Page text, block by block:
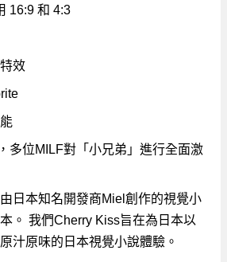
16:9 和 4:3
效
多位MILF對「小兄弟」進行全面激
由日本知名開發商Miel創作的視覺小
。 我們Cherry Kiss旨在為日本以
汁原味的日本視覺小說體驗。